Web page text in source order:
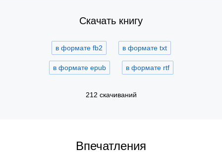
Скачать книгу
в формате fb2 в формате txt
в формате epub в формате rtf
212 скачиваний
Впечатления